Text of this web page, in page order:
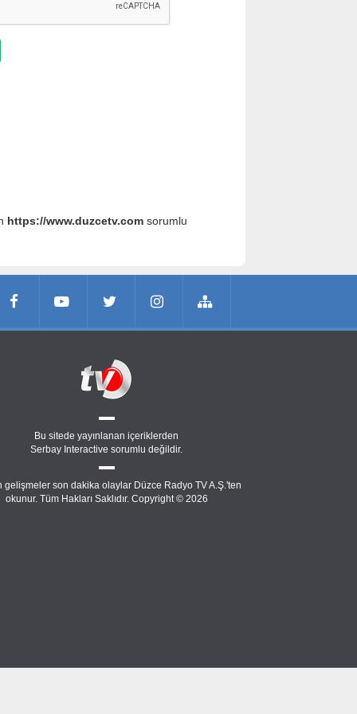
https://www.duzcetv.comsorumlu
Bu sitede yayınlanan içeriklerden
Serbay Interactive sorumlu değildir.
gelişmeler son dakika olaylar Düzce Radyo TV A.Ş.'ten
okunur. Tüm Hakları Saklıdır. Copyright © 2026